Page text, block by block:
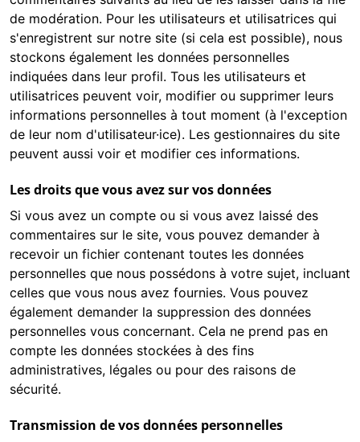
de modération. Pour les utilisateurs et utilisatrices qui
s'enregistrent sur notre site (si cela est possible), nous
stockons également les données personnelles
indiquées dans leur profil. Tous les utilisateurs et
utilisatrices peuvent voir, modifier ou supprimer leurs
informations personnelles à tout moment (à l'exception
de leur nom d'utilisateur·ice). Les gestionnaires du site
peuvent aussi voir et modifier ces informations.
Les droits que vous avez sur vos données
Si vous avez un compte ou si vous avez laissé des
commentaires sur le site, vous pouvez demander à
recevoir un fichier contenant toutes les données
personnelles que nous possédons à votre sujet, incluant
celles que vous nous avez fournies. Vous pouvez
également demander la suppression des données
personnelles vous concernant. Cela ne prend pas en
compte les données stockées à des fins
administratives, légales ou pour des raisons de
sécurité.
Transmission de vos données personnelles